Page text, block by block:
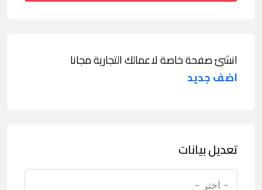
انشئ صفحة خاصة لاعمالك التجارية مجانا
اضف جديد
تعديل بيانات